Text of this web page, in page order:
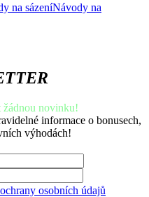
na sázeníNávody na
žádnou novinku!
informace o bonusech,
výhodách!
osobních údajů